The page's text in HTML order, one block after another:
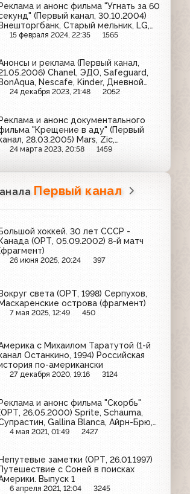
Реклама и анонс фильма "Угнать за 60
(Первый канал, 30.10.2004)
Внешторгбанк, Старый мельник, LG,
Faberlic, Glamour, Brillance, Балтика,
15 февраля 2024, 22:35 1565
и реклама (Первый канал,
Chanel, ЭДО, Safeguard,
BonAqua, Nescafe, Kinder, Дневной
дозор, Эксперт, Дени, Баренцев,
24 декабря 2023, 21:48 2052
Реклама и анонс документального
"Крещение в аду" (Первый
28.03.2005) Mars, Zic,
Zlatopramen, Intel, Megapolis, Старый
24 марта 2023, 20:58 1459
Первый канал
Большой хоккей. 30 лет СССР -
Канада (ОРТ, 05.09.2002) 8-й матч
26 июня 2025, 20:24 397
Вокруг света (ОРТ, 1998) Серпухов,
Маскаренские острова (фрагмент)
7 мая 2025, 12:49 450
с Михаилом Таратутой (1-й
Останкино, 1994) Российская
по-американски
27 декабря 2020, 19:16 3124
Реклама и анонс фильма "Скорбь"
26.05.2000) Sprite, Schauma,
Gallina Blanca, Айрн-Брю,
Palmolive, Домик в деревне, Pepsi,
4 мая 2021, 01:49 2427
Непутевые заметки (ОРТ, 26.01.1997)
Путешествие с Соней в поисках
Выпуск 1
6 апреля 2021, 12:04 3245